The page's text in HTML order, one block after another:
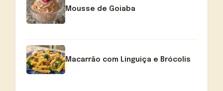
Mousse de Goiaba
Macarrão com Linguiça e Brócolis